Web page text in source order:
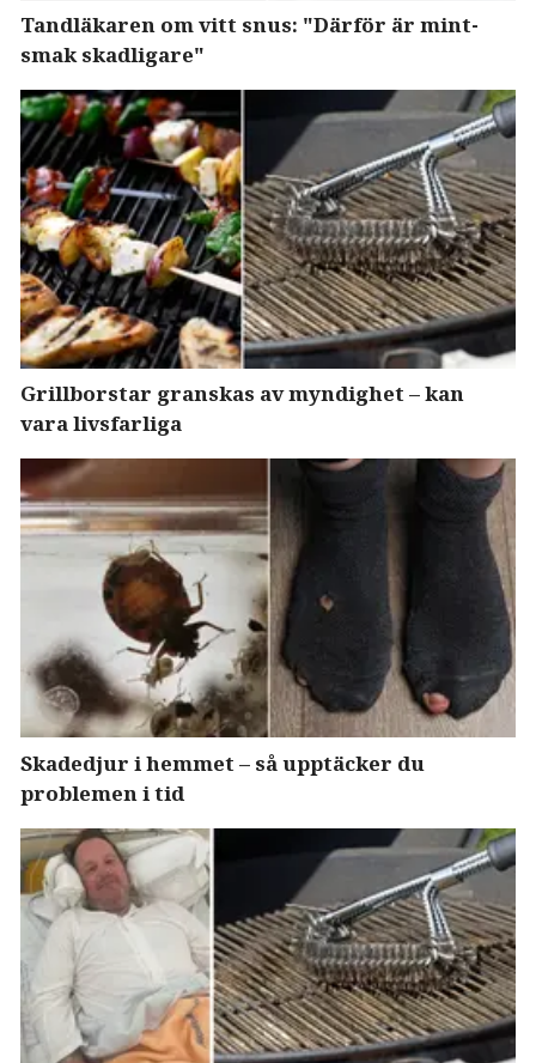
Tandläkaren om vitt snus: "Därför är mint-
smak skadligare"
Grillborstar granskas av myndighet – kan
vara livsfarliga
Skadedjur i hemmet – så upptäcker du
problemen i tid